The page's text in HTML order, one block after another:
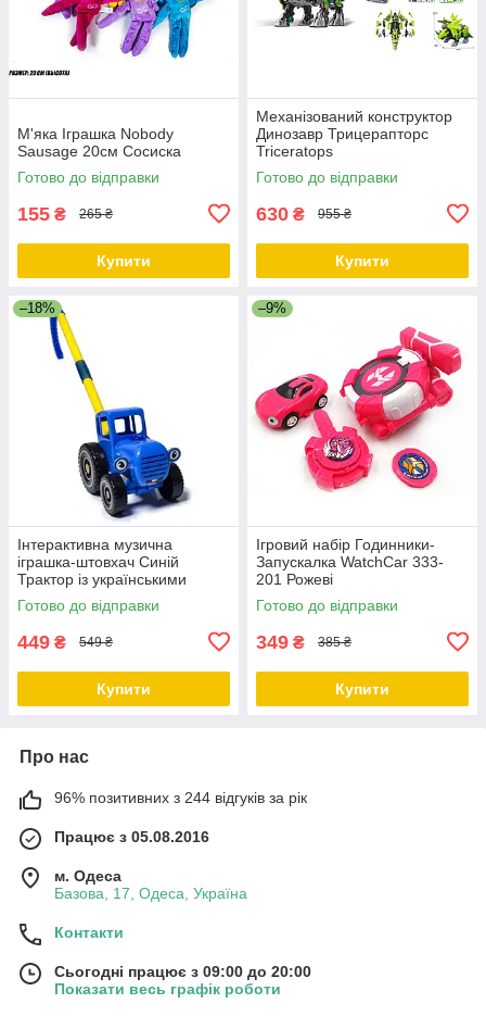
М'яка Іграшка Nobody
Sausage 20см Сосиска
Готово до відправки
155 ₴ 265 ₴
Купити
Механізований конструктор
Динозавр Трицерапторс
Triceratops
Готово до відправки
630 ₴ 955 ₴
Купити
–18%
Інтерактивна музична
іграшка-штовхач Синій
Трактор із українськими
сучасними піснями
Готово до відправки
449 ₴ 549 ₴
Купити
–9%
Ігровий набір Годинники-
Запускалка WatchCar 333-
201 Рожеві
Готово до відправки
349 ₴ 385 ₴
Купити
Про нас
96% позитивних з 244 відгуків за рік
Працює з 05.08.2016
м. Одеса
Базова, 17, Одеса, Україна
Контакти
Сьогодні працює з 09:00 до 20:00
Показати весь графік роботи